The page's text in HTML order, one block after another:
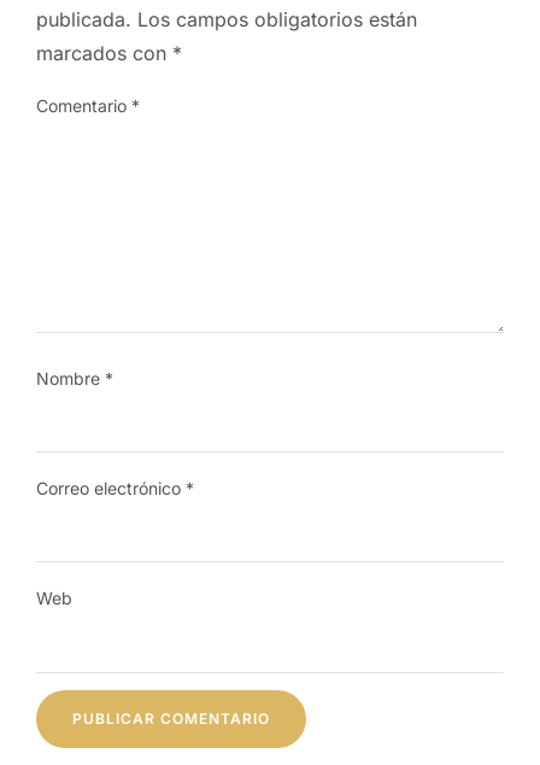
publicada. Los campos obligatorios están
marcados con *
Comentario *
Nombre *
Correo electrónico *
Web